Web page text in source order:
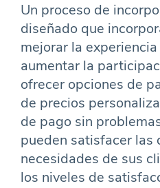
Un proceso de
diseñado que
mejorar la
aumentar la
ofrecer opciones de
de precios
de pago sin
pueden satisfacer las
necesidades de sus
los niveles de